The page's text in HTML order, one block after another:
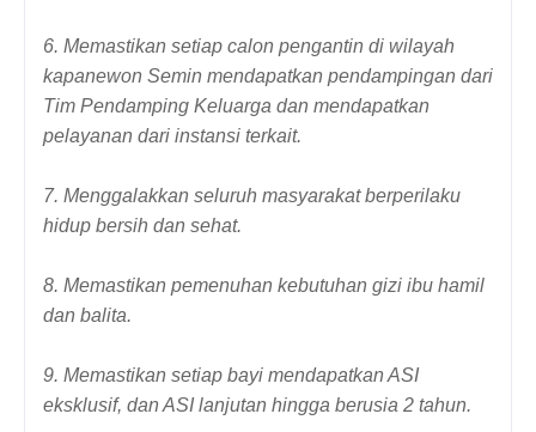
6. Memastikan setiap calon pengantin di wilayah
kapanewon Semin mendapatkan pendampingan dari
Tim Pendamping Keluarga dan mendapatkan
pelayanan dari instansi terkait.
7. Menggalakkan seluruh masyarakat berperilaku
hidup bersih dan sehat.
8. Memastikan pemenuhan kebutuhan gizi ibu hamil
dan balita.
9. Memastikan setiap bayi mendapatkan ASI
eksklusif, dan ASI lanjutan hingga berusia 2 tahun.